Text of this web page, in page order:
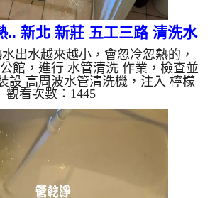
.. 新北 新莊 五工三路 清洗水
管
出水越來越小，會忽冷忽熱的，
館，進行 水管清洗 作業，檢查並
設 高周波水管清洗機，注入 檸檬
15分，開啟 水管清洗機 ，啟動 螺
管就流出泡沫水，源源不絕，兩
出水量恢復了。 如是自來水，如
鐵鏽跟泥沙堆積，洗出來的水就會
含有氧化錳，管壁上會結成黑色管
跟石油一樣黑，有些洗出綠色的
銅的物質，生鏽產生銅綠，如是藍
水，是因為水龍頭...
觀看次數：1445